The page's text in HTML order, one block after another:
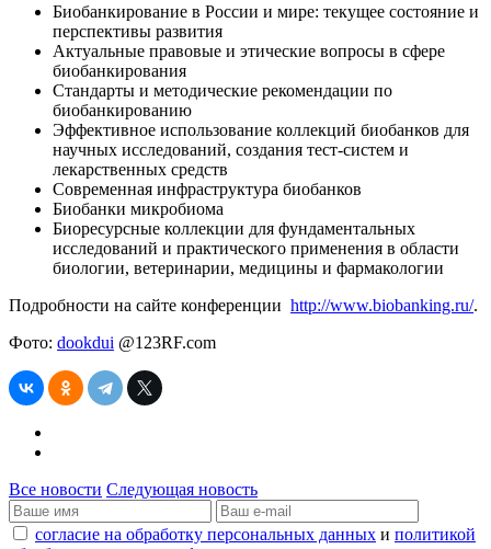
Биобанкирование в России и мире: текущее состояние и
перспективы развития
Актуальные правовые и этические вопросы в сфере
биобанкирования
Стандарты и методические рекомендации по
биобанкированию
Эффективное использование коллекций биобанков для
научных исследований, создания тест-систем и
лекарственных средств
Современная инфраструктура биобанков
Биобанки микробиома
Биоресурсные коллекции для фундаментальных
исследований и практического применения в области
биологии, ветеринарии, медицины и фармакологии
Подробности на сайте конференции http://www.biobanking.ru/.
Фото: dookdui @123RF.com
Все новости Следующая новость
согласие на обработку персональных данных и политикой